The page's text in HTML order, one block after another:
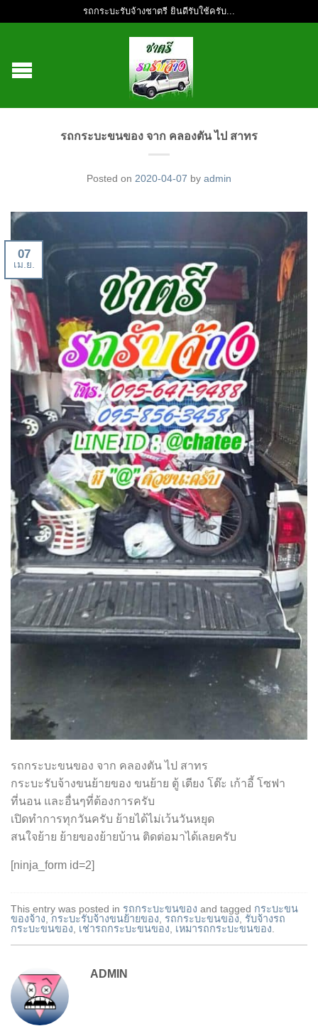
รถกระบะรับจ้างชาตรี ยินดีรับใช้ครับ...
รถกระบะขนของ จาก คลองตัน ไป สาทร
Posted on 2020-04-07 by admin
07
เม.ย.
รถกระบะขนของ จาก คลองตัน ไป สาทร
กระบะรับจ้างขนย้ายของ ขนย้าย ตู้ เตียง โต๊ะ เก้าอี้ โซฟา
ที่นอน และอื่นๆที่ต้องการครับ
เปิดทำการทุกวันครับ ย้ายได้ไม่เว้นวันหยุด
สนใจย้าย ย้ายของย้ายบ้าน ติดต่อมาได้เลยครับ
[ninja_form id=2]
This entry was posted in รถกระบะขนของ and tagged กระบะขน
ของจ้าง
กระบะรับจ้างขนย้ายของ รถกระบะขนของ
รับจ้างรถ
กระบะขนของ
เช่ารถกระบะขนของ เหมารถกระบะขนของ
ADMIN